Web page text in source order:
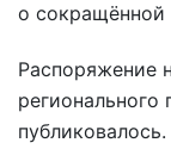
о сокращённой
Распоряжение
регионального
публиковалось.